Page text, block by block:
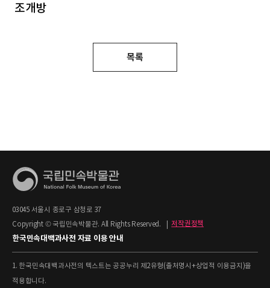
조개방
목록
03045 서울시 종로구 삼청로 37
Copyright © 국립민속박물관. All Rights Reserved.
저작권정책
한국민속대백과사전 자료 이용 안내
1. 한국민속대백과사전의 텍스트는 공공누리 제2유형(출처명시+상업적 이용금지)을
적용합니다.